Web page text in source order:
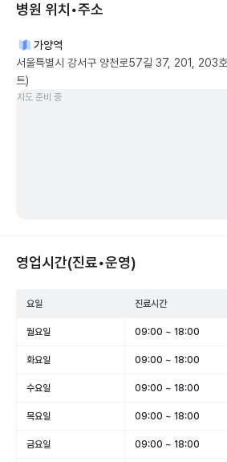
병원 위치•주소
가양역
서울특별시 강서구 양천로57길 37, 201, 203
트)
지도 준비 중
영업시간(진료•운영)
요일 진료시간
월요일 09:00 ~ 18:00
화요일 09:00 ~ 18:00
수요일 09:00 ~ 18:00
목요일 09:00 ~ 18:00
금요일 09:00 ~ 18:00